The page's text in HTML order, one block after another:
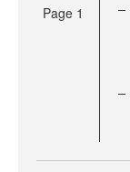
Page 1